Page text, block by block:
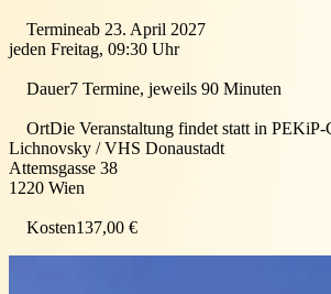
Termineab 23. April 2027
jeden Freitag, 09:30 Uhr
Dauer7 Termine, jeweils 90 Minuten
OrtDie Veranstaltung findet statt in PEKiP-
Lichnovsky / VHS Donaustadt
Attemsgasse 38
1220 Wien
Kosten137,00 €